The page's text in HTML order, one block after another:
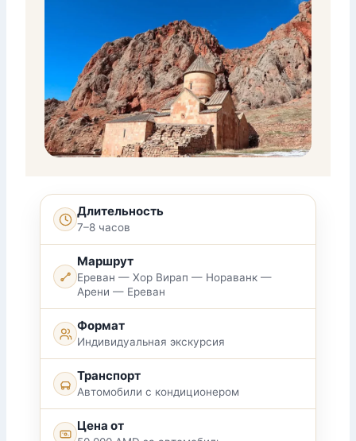
Длительность
7–8 часов
Маршрут
Ереван — Хор Вирап — Нораванк —
Арени — Ереван
Формат
Индивидуальная экскурсия
Транспорт
Автомобили с кондиционером
Цена от